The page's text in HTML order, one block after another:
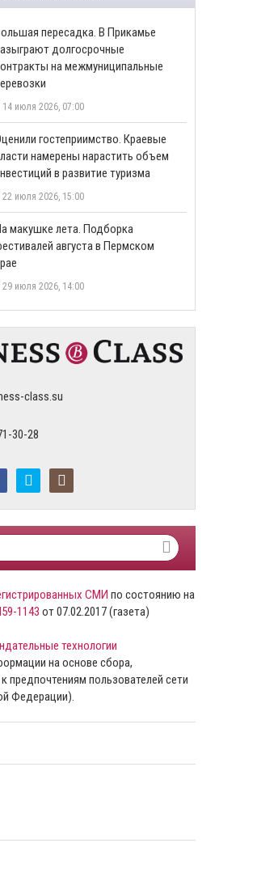
пересадка. В Прикамье
долгосрочные
на межмуниципальные
14 июля 2026, 07:00
гостеприимство. Краевые
намерены нарастить объем
в развитие туризма
22 июля 2026, 15:00
макушке лета. Подборка
августа в Пермском
29 июля 2026, 14:00
class.su
30-28
СМИ по состоянию на
1143 от 07.02.2017 (газета)
технологии
на основе сбора,
предпочтениям пользователей сети
Федерации).